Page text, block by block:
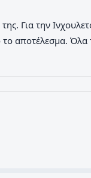
Για την
το αποτέλεσμα. Όλα